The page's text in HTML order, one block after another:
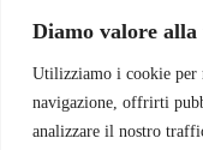
Diamo valore
Utilizziamo i cookie per
navigazione, offrirti
analizzare il nostro